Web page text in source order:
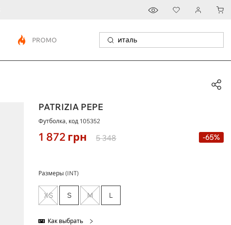
PROMO
PATRIZIA PEPE
Футболка, код 105352
1 872 грн 5 348 -65%
Размеры (INT)
XS S M L
Как выбрать